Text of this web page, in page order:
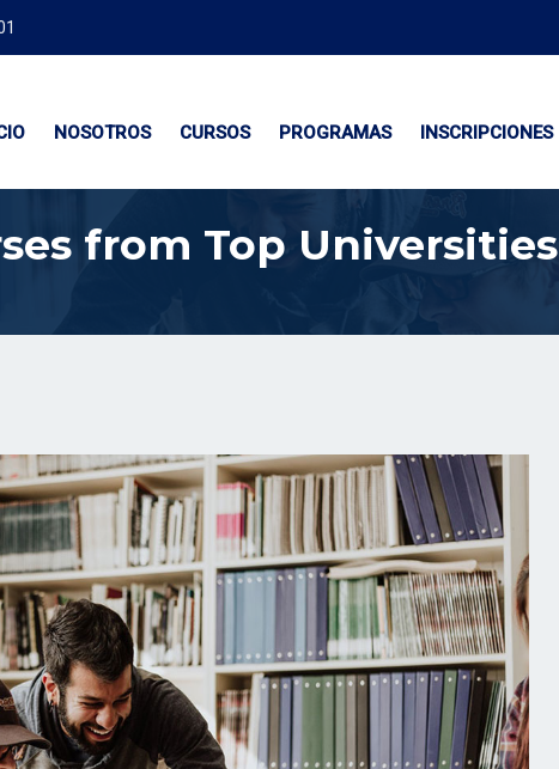
NOSOTROS CURSOS PROGRAMAS INSCRIPCIONES
from Top Universities